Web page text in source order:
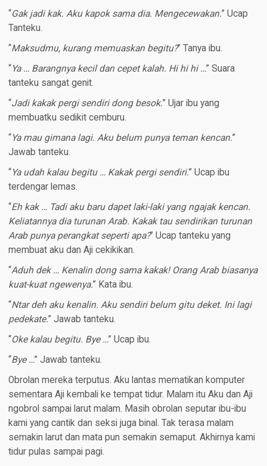
“Gak jadi kak. Aku kapok sama dia. Mengecewakan.” Ucap
Tanteku.
“Maksudmu, kurang memuaskan begitu?” Tanya ibu.
“Ya … Barangnya kecil dan cepet kalah. Hi hi hi …” Suara
tanteku sangat genit.
“Jadi kakak pergi sendiri dong besok.” Ujar ibu yang
membuatku sedikit cemburu.
“Ya mau gimana lagi. Aku belum punya teman kencan.”
Jawab tanteku.
“Ya udah kalau begitu … Kakak pergi sendiri.” Ucap ibu
terdengar lemas.
“Eh kak … Tadi aku baru dapet laki-laki yang ngajak kencan.
Keliatannya dia turunan Arab. Kakak tau sendirikan turunan
Arab punya perangkat seperti apa?” Ucap tanteku yang
membuat aku dan Aji cekikikan.
“Aduh dek … Kenalin dong sama kakak! Orang Arab biasanya
kuat-kuat ngewenya.” Kata ibu.
“Ntar deh aku kenalin. Aku sendiri belum gitu deket. Ini lagi
pedekate.” Jawab tanteku.
“Oke kalau begitu. Bye …” Ucap ibu.
“Bye …” Jawab tanteku.
Obrolan mereka terputus. Aku lantas mematikan komputer
sementara Aji kembali ke tempat tidur. Malam itu Aku dan Aji
ngobrol sampai larut malam. Masih obrolan seputar ibu-ibu
kami yang cantik dan seksi juga binal. Tak terasa malam
semakin larut dan mata pun semakin semaput. Akhirnya kami
tidur pulas sampai pagi.